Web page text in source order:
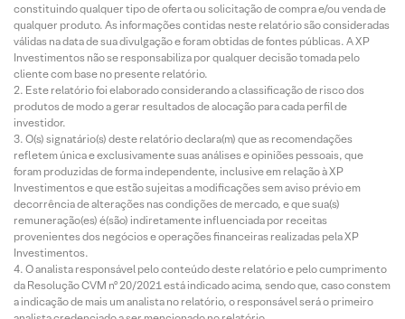
constituindo qualquer tipo de oferta ou solicitação de compra e/ou venda de
qualquer produto. As informações contidas neste relatório são consideradas
válidas na data de sua divulgação e foram obtidas de fontes públicas. A XP
Investimentos não se responsabiliza por qualquer decisão tomada pelo
cliente com base no presente relatório.
Este relatório foi elaborado considerando a classificação de risco dos
produtos de modo a gerar resultados de alocação para cada perfil de
investidor.
O(s) signatário(s) deste relatório declara(m) que as recomendações
refletem única e exclusivamente suas análises e opiniões pessoais, que
foram produzidas de forma independente, inclusive em relação à XP
Investimentos e que estão sujeitas a modificações sem aviso prévio em
decorrência de alterações nas condições de mercado, e que sua(s)
remuneração(es) é(são) indiretamente influenciada por receitas
provenientes dos negócios e operações financeiras realizadas pela XP
Investimentos.
O analista responsável pelo conteúdo deste relatório e pelo cumprimento
da Resolução CVM nº 20/2021 está indicado acima, sendo que, caso constem
a indicação de mais um analista no relatório, o responsável será o primeiro